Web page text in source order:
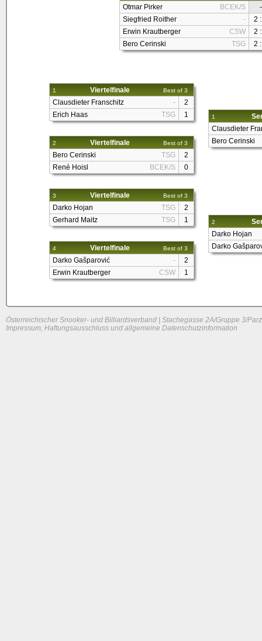
Otmar Pirker
BCEK/S
-
Siegfried Roither
-
2
Erwin Krautberger
CSW
2
Bero Cerinski
TSG 2
1 Viertelfinale Best of 3
Clausdieter Franschitz -
2
Erich Haas
TSG 1
2 Viertelfinale Best of 3
Bero Cerinski TSG
2
René Hoisl
BCEK/S 0
3 Viertelfinale Best of 3
Darko Hojan TSG
2
Gerhard Maitz
TSG 1
4 Viertelfinale Best of 3
Darko Gašparović -
2
Erwin Krautberger
CSW 1
1
Clausdieter
Bero Cerinski
2
Darko Hojan
Darko
Österreichischer Snooker- und Billiardsverband | Stachegasse 2A/Gruppe 3/
Impressum, Haftungsausschluss und allgemeine Datenschutzinformation